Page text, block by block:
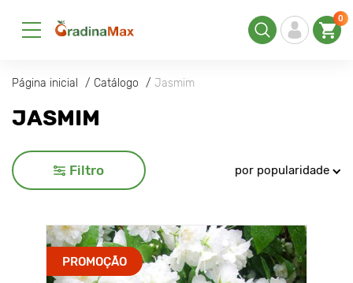
0
Página inicial Catálogo Jasmim
JASMIM
Filtro por popularidade
PROMOÇÃO